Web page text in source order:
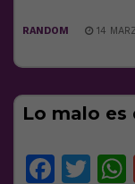
RANDOM 14
Lo malo es